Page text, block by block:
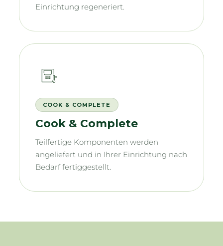
Einrichtung regeneriert.
COOK & COMPLETE
Cook & Complete
Teilfertige Komponenten werden
angeliefert und in Ihrer Einrichtung nach
Bedarf fertiggestellt.